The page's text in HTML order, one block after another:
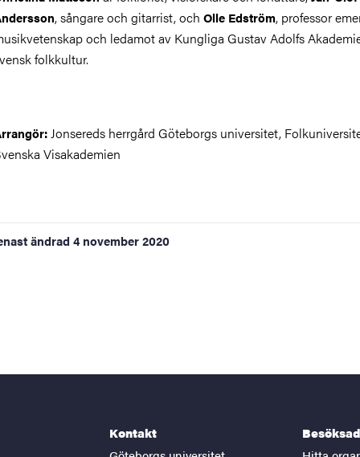
, sångare och gitarrist, och Olle Edström, professor
och ledamot av Kungliga Gustav Adolfs
folkkultur.
Jonsereds herrgård Göteborgs universitet,
Visakademien
ändrad 4 november 2020
Kontakt